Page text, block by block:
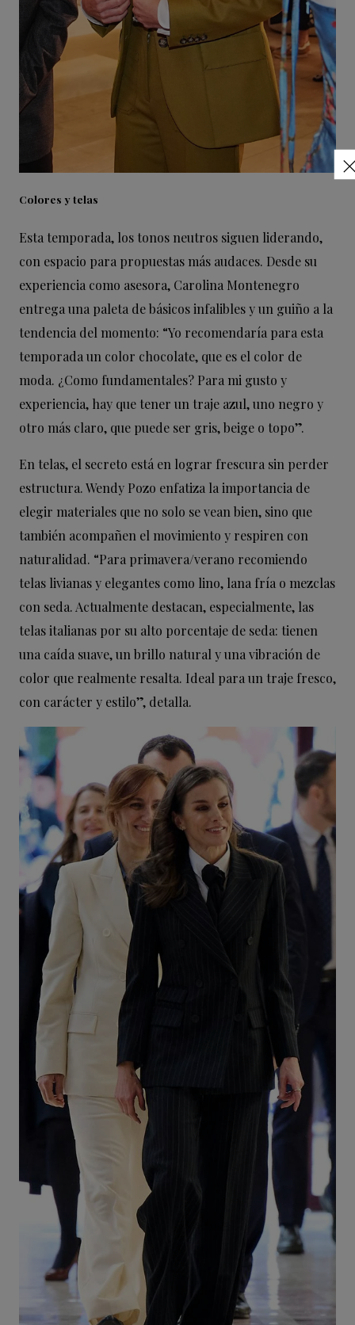
Colores y telas
Esta temporada, los tonos neutros siguen liderando,
con espacio para propuestas más audaces. Desde su
experiencia como asesora, Carolina Montenegro
entrega una paleta de básicos infalibles y un guiño a la
tendencia del momento: “Yo recomendaría para esta
temporada un color chocolate, que es el color de
moda. ¿Como fundamentales? Para mi gusto y
experiencia, hay que tener un traje azul, uno negro y
otro más claro, que puede ser gris, beige o topo”.
En telas, el secreto está en lograr frescura sin perder
estructura. Wendy Pozo enfatiza la importancia de
elegir materiales que no solo se vean bien, sino que
también acompañen el movimiento y respiren con
naturalidad. “Para primavera/verano recomiendo
telas livianas y elegantes como lino, lana fría o mezclas
con seda. Actualmente destacan, especialmente, las
telas italianas por su alto porcentaje de seda: tienen
una caída suave, un brillo natural y una vibración de
color que realmente resalta. Ideal para un traje fresco,
con carácter y estilo”, detalla.